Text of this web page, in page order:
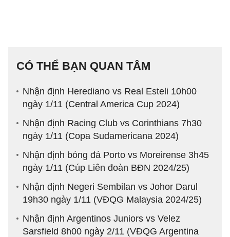
CÓ THỂ BẠN QUAN TÂM
Nhận định Herediano vs Real Esteli 10h00
ngày 1/11 (Central America Cup 2024)
Nhận định Racing Club vs Corinthians 7h30
ngày 1/11 (Copa Sudamericana 2024)
Nhận định bóng đá Porto vs Moreirense 3h45
ngày 1/11 (Cúp Liên đoàn BĐN 2024/25)
Nhận định Negeri Sembilan vs Johor Darul
19h30 ngày 1/11 (VĐQG Malaysia 2024/25)
Nhận định Argentinos Juniors vs Velez
Sarsfield 8h00 ngày 2/11 (VĐQG Argentina